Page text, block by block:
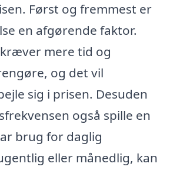
Først og fremmest er
en afgørende faktor.
mere tid og
og det vil
sig i prisen. Desuden
også spille en
brug for daglig
eller månedlig, kan